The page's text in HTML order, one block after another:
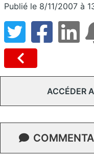
Publié le 8/11/2007 à
ACCÉDER